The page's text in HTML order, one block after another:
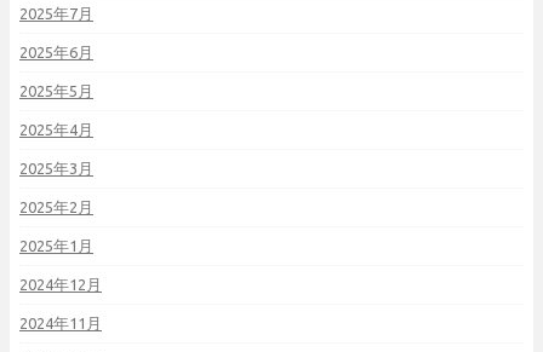
2025年7月
2025年6月
2025年5月
2025年4月
2025年3月
2025年2月
2025年1月
2024年12月
2024年11月